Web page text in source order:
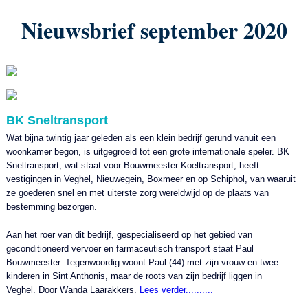
Nieuwsbrief september 2020
BK Sneltransport
Wat bijna twintig jaar geleden als een klein bedrijf gerund vanuit een
woonkamer begon, is uitgegroeid tot een grote internationale speler. BK
Sneltransport, wat staat voor Bouwmeester Koeltransport, heeft
vestigingen in Veghel, Nieuwegein, Boxmeer en op Schiphol, van waaruit
ze goederen snel en met uiterste zorg wereldwijd op de plaats van
bestemming bezorgen.
Aan het roer van dit bedrijf, gespecialiseerd op het gebied van
geconditioneerd vervoer en farmaceutisch transport staat Paul
Bouwmeester. Tegenwoordig woont Paul (44) met zijn vrouw en twee
kinderen in Sint Anthonis, maar de roots van zijn bedrijf liggen in
Veghel. Door Wanda Laarakkers. Lees verder..........